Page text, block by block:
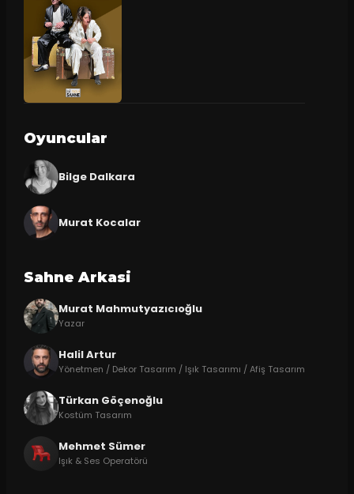
Oyuncular
Bilge Dalkara
Murat Kocalar
Sahne Arkasi
Murat Mahmutyazıcıoğlu
Yazar
Halil Artur
Yönetmen / Dekor Tasarım / Işık Tasarımı / Afiş Tasarım
Türkan Göçenoğlu
Kostüm Tasarım
Mehmet Sümer
Işık & Ses Operatörü